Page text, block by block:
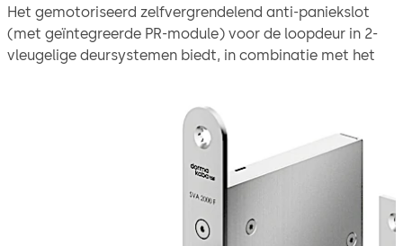
Het gemotoriseerd zelfvergrendelend anti-paniekslot
(met geïntegreerde PR-module) voor de loopdeur in 2-
vleugelige deursystemen biedt, in combinatie met het
Door de anti-paniekfunctie kan de deur van binnenuit
geopend worden met een enkele handbeweging (of een
druk op de knop), terwijl het mechanische
zelfvergrendelingsmechanisme een veilige vergrendeling
garandeert zodra de deuren gesloten worden.